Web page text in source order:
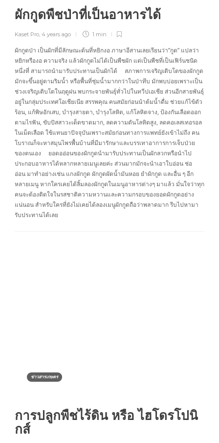
ผักกูดพืชป่าที่เป็นอาหารได้
Kaset Pro, 4 years ago 1 min
ผักกูดป่า เป็นผักที่มีลักษณะต้นที่หยิกงอ ภาษาอีสานเลยเรียนว่า”กูด” แปลว่า
หยิกหรืองอ ความจริง แล้วผักกูดไม่ได้เป็นพืชผัก แต่เป็นพืชที่เป็นเฟิร์นชนิด
หนึ่งที่ สามารถนำมารับประทานเป็นผักได้ สภาพการเจริญเติบโตของผักกูด
มักจะขึ้นอยู่ตามริมน้ำ หรือพื้นที่ชุ่มน้ำมากกว่าในป่าทึบ มักพบบ่อยเพราะเป็น
ช่วงเจริญเติบโตในฤดูฝน พบกระจายพันธุ์ทั่วไปในทวีปเอเชีย ส่วนอีกสายพันธุ์
อยู่ในกลุ่มประเทศโอเชียเนีย สรรพคุณ คนสมัยก่อนนำต้มน้ำดื่ม ช่วยแก้ไข้ตัว
ร้อน, แก้พิษอักเสบ, บำรุงสายตา, บำรุงโลหิต, แก้โลหิตจาง, ป้องกันเลือดออก
ตามไรฟัน, ขับปัสสาวะเด็ดขาดมาก, ลดความดันโลหิตสูง, ลดคอเลสเทอรอล
ในเม็ดเลือด ใช้แทนยาปัจจุบันเพราะสมัยก่อนทางการแพทย์ยังเข้าไม่ถึง คน
โบราณก็จะหาสมุนไพรพื้นบ้านที่มีมารักษาและบรรเทาอาการการเจ็บป่วย
ของตนเอง ยอดออ่อนของผักกูดนำมารับประทานเป็นผักลวกหรือนำไป
ประกอบอาหารได้หลากหลายเมนูเลยค่ะ ส่วนมากมักจะนำเอาใบอ่อน ช่อ
อ่อน มาทำอย่างเช่น แกงผักกูด ผักกูดผัดน้ำมันหอย ยำผักกูด และอื่น ๆ อีก
หลายเมนู หากใครเคยได้ลิ้มลองผักกูดในเมนูอาหารต่างๆ มาแล้ว มั่นใจว่าทุก
คนจะต้องติดใจในรสชาติความหวานและความกรอบของยอดผักกูดอย่าง
แน่นอน สำหรับใครที่ยังไม่เคยได้ลองเมนูผักกูดถือว่าพลาดมาก รีบไปหามา
รับประทานได้เลย
ข่าวสารเกษตร
การปลูกพืชไร้ดิน หรือ ไฮโดรโปนิ
กส์